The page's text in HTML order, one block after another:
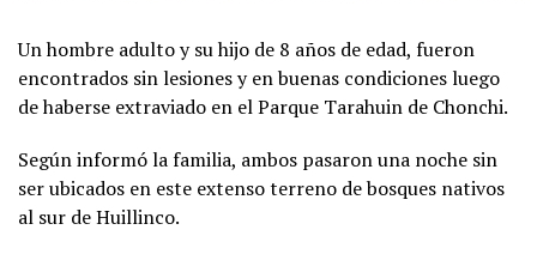
Un hombre adulto y su hijo de 8 años de edad, fueron
encontrados sin lesiones y en buenas condiciones luego
de haberse extraviado en el Parque Tarahuin de Chonchi.
Según informó la familia, ambos pasaron una noche sin
ser ubicados en este extenso terreno de bosques nativos
al sur de Huillinco.